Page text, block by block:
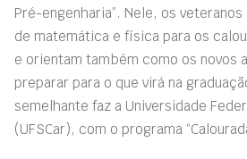
Pré-engenharia”. Nele, os
de matemática e física para os
e orientam também como os novos
preparar para o que virá na
semelhante faz a Universidade
(UFSCar), com o programa